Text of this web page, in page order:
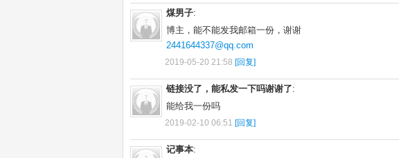
煤男子:
博主，能不能发我邮箱一份，谢谢
2441644337@qq.com
2019-05-20 21:58 [回复]
链接没了，能私发一下吗谢谢了:
能给我一份吗
2019-02-10 06:51 [回复]
记事本: